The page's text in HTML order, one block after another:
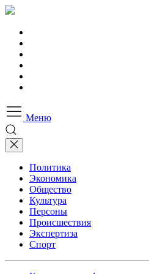
Меню
Политика
Экономика
Общество
Культура
Персоны
Происшествия
Экспертиза
Спорт